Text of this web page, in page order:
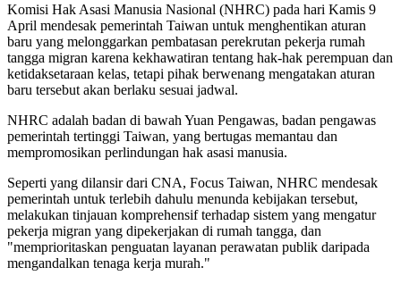
Komisi Hak Asasi Manusia Nasional (NHRC) pada hari Kamis 9
April mendesak pemerintah Taiwan untuk menghentikan aturan
baru yang melonggarkan pembatasan perekrutan pekerja rumah
tangga migran karena kekhawatiran tentang hak-hak perempuan dan
ketidaksetaraan kelas, tetapi pihak berwenang mengatakan aturan
baru tersebut akan berlaku sesuai jadwal.
NHRC adalah badan di bawah Yuan Pengawas, badan pengawas
pemerintah tertinggi Taiwan, yang bertugas memantau dan
mempromosikan perlindungan hak asasi manusia.
Seperti yang dilansir dari CNA, Focus Taiwan, NHRC mendesak
pemerintah untuk terlebih dahulu menunda kebijakan tersebut,
melakukan tinjauan komprehensif terhadap sistem yang mengatur
pekerja migran yang dipekerjakan di rumah tangga, dan
"memprioritaskan penguatan layanan perawatan publik daripada
mengandalkan tenaga kerja murah."